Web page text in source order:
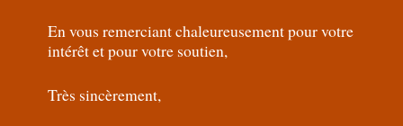
En vous remerciant chaleureusement pour votre
intérêt et pour votre soutien,
Très sincèrement,